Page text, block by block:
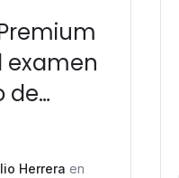
examen
de
Herrera en